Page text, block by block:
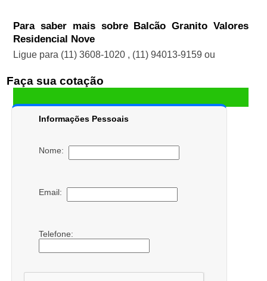
Para saber mais sobre Balcão Granito Valores
Residencial Nove
Ligue para (11) 3608-1020 , (11) 94013-9159 ou
Faça sua cotação
Informações Pessoais
Nome:
Email:
Telefone: